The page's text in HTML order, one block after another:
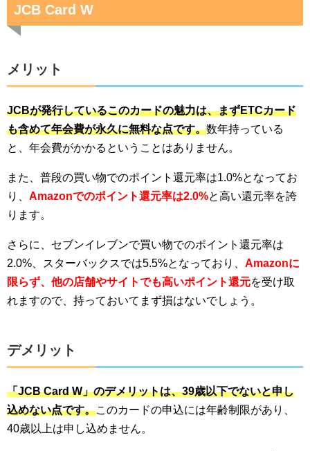
JCB Card W
メリット
JCBが発行しているこのカードの魅力は、まずETCカード
も含めて年会費が永久に無料な点です。数年持っている
と、年会費がかかるということはありません。
また、普段の買い物でのポイント還元率は1.0%となってお
り、 Amazonでのポイント還元率は2.0%と高い還元率を誇
ります。
さらに、セブンイレブンで買い物でのポイント還元率は
2.0%、スターバックスでは5.5%となっており、 Amazonに
限らず、他の店舗やサイトでも高いポイント還元を受け取
れますので、持っておいてまず損はないでしょう。
デメリット
「JCB Card W」のデメリットは、39歳以下でないと申し
込めない点です。このカードの申込には年齢制限があり、
40歳以上は申し込めません。